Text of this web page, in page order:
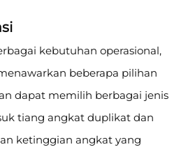
kebutuhan operasional,
beberapa pilihan
dapat memilih berbagai jenis
tiang angkat duplikat dan
ketinggian angkat yang